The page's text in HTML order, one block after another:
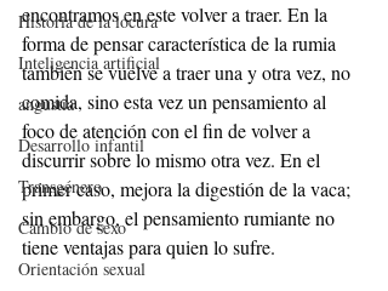
Historia de la locura
Inteligencia artificial
angustia
Desarrollo infantil
Transgénero
Cambio de sexo
Orientación sexual
encontramos en este volver a traer. En la
forma de pensar característica de la rumia
también se vuelve a traer una y otra vez, no
comida, sino esta vez un pensamiento al
foco de atención con el fin de volver a
discurrir sobre lo mismo otra vez. En el
primer caso, mejora la digestión de la vaca;
sin embargo, el pensamiento rumiante no
tiene ventajas para quien lo sufre.